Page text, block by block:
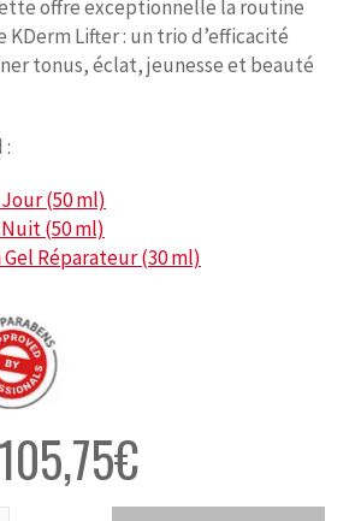
offre exceptionnelle la routine
Lifter : un trio d’efficacité
tonus, éclat, jeunesse et beauté
:
(50 ml)
(50 ml)
Réparateur (30 ml)
105,75€